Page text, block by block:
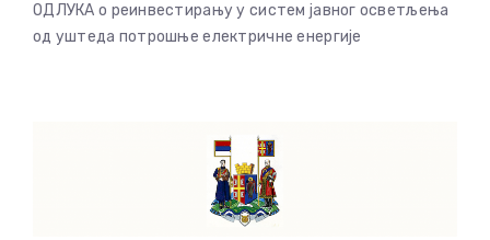
ОДЛУКА о реинвестирању у систем јавног осветљења
од уштеда потрошње електричне енергије